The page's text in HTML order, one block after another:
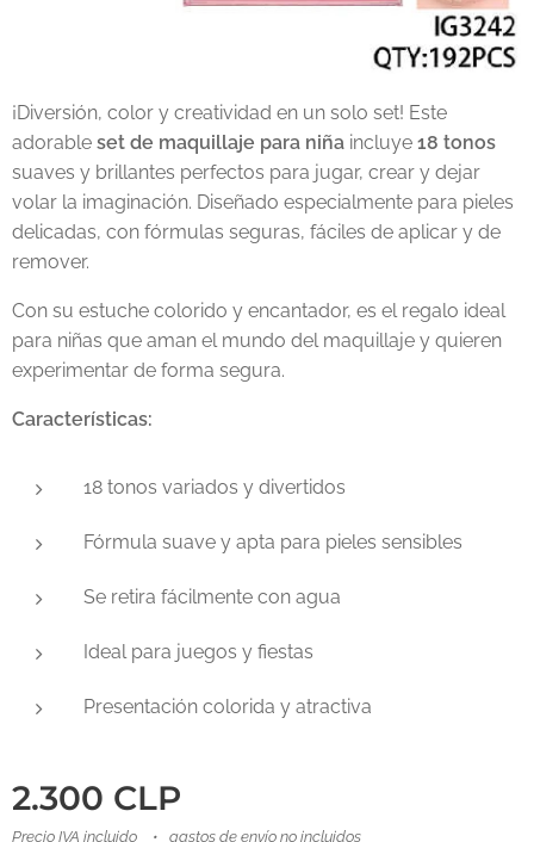
¡Diversión, color y creatividad en un solo set! Este
adorable set de maquillaje para niña incluye 18 tonos
suaves y brillantes perfectos para jugar, crear y dejar
volar la imaginación. Diseñado especialmente para pieles
delicadas, con fórmulas seguras, fáciles de aplicar y de
remover.
Con su estuche colorido y encantador, es el regalo ideal
para niñas que aman el mundo del maquillaje y quieren
experimentar de forma segura.
Características:
18 tonos variados y divertidos
Fórmula suave y apta para pieles sensibles
Se retira fácilmente con agua
Ideal para juegos y fiestas
Presentación colorida y atractiva
2.300 CLP
Precio IVA incluido gastos de envío no incluidos